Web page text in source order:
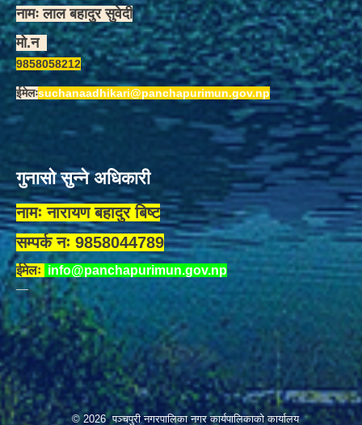
नामः लाल बहादुर सुवेदी
मो.न
9858058212
ईमेलःsuchanaadhikari@panchapurimun.gov.np
गुनासो सुन्ने अधिकारी
नामः नारायण बहादुर बिष्ट
सम्पर्क नः 9858044789
ईमेलः info@panchapurimun.gov.np
© 2026 पञ्चपुरी नगरपालिका नगर कार्यपालिकाको कार्यालय